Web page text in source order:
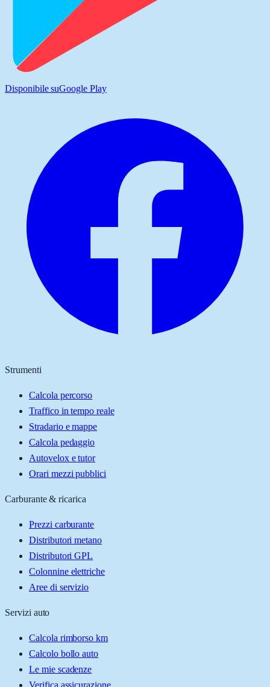
Disponibile suGoogle Play
Strumenti
Calcola percorso
Traffico in tempo reale
Stradario e mappe
Calcola pedaggio
Autovelox e tutor
Orari mezzi pubblici
Carburante & ricarica
Prezzi carburante
Distributori metano
Distributori GPL
Colonnine elettriche
Aree di servizio
Servizi auto
Calcola rimborso km
Calcolo bollo auto
Le mie scadenze